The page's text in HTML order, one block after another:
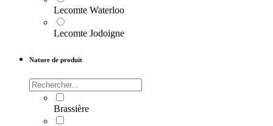
Lecomte Waterloo
Lecomte Jodoigne
Nature de produit
Brassière